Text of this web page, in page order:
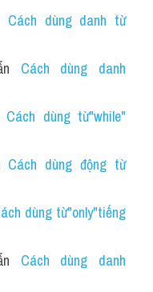
Cách dùng danh từ
Cách dùng danh
Cách dùng từ"while"
Cách dùng động từ
dùng từ"only"tiếng
Cách dùng danh